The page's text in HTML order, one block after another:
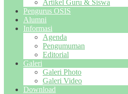
Artikel Guru & Siswa
Pengurus OSIS
Alumni
Informasi
Agenda
Pengumuman
Editorial
Galeri
Galeri Photo
Galeri Video
Download